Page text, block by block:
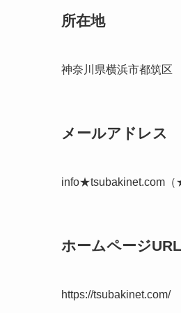
所在地
神奈川県横浜市都筑区
メールアドレス
info★tsubakinet.com（
ホームページURL
https://tsubakinet.com/